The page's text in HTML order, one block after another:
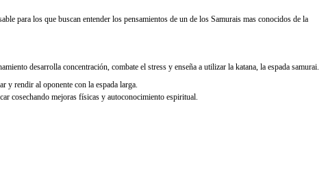
para los que buscan entender los pensamientos de un de los Samurais mas conocidos de la
desarrolla concentración, combate el stress y enseña a utilizar la katana, la espada samurai.
y rendir al oponente con la espada larga.
cosechando mejoras físicas y autoconocimiento espiritual.